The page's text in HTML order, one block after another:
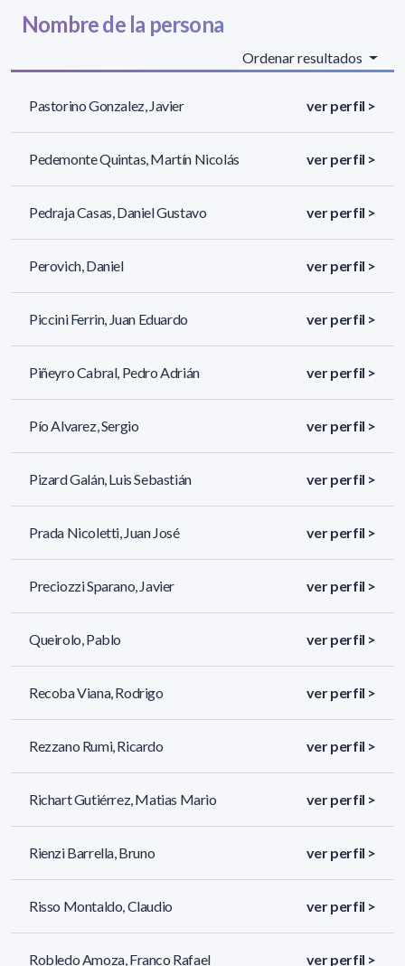
Nombre de la persona
Ordenar resultados
Pastorino Gonzalez, Javier ver perfil >
Pedemonte Quintas, Martín Nicolás ver perfil >
Pedraja Casas, Daniel Gustavo ver perfil >
Perovich, Daniel ver perfil >
Piccini Ferrin, Juan Eduardo ver perfil >
Piñeyro Cabral, Pedro Adrián ver perfil >
Pío Alvarez, Sergio ver perfil >
Pizard Galán, Luis Sebastián ver perfil >
Prada Nicoletti, Juan José ver perfil >
Preciozzi Sparano, Javier ver perfil >
Queirolo, Pablo ver perfil >
Recoba Viana, Rodrigo ver perfil >
Rezzano Rumi, Ricardo ver perfil >
Richart Gutiérrez, Matias Mario ver perfil >
Rienzi Barrella, Bruno ver perfil >
Risso Montaldo, Claudio ver perfil >
Robledo Amoza, Franco Rafael ver perfil >